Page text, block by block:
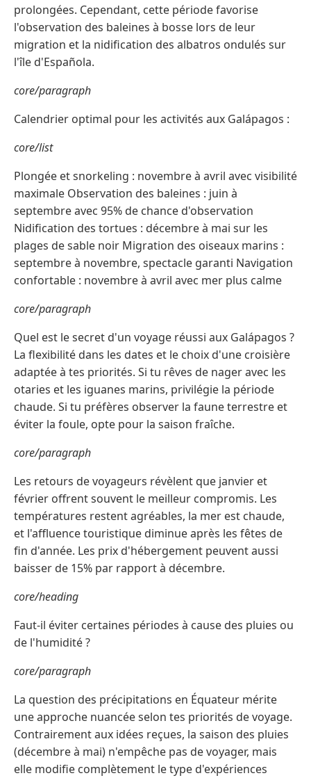
prolongées. Cependant, cette période favorise
l'observation des baleines à bosse lors de leur
migration et la nidification des albatros ondulés sur
l'île d'Española.
core/paragraph
Calendrier optimal pour les activités aux Galápagos :
core/list
Plongée et snorkeling : novembre à avril avec visibilité
maximale Observation des baleines : juin à
septembre avec 95% de chance d'observation
Nidification des tortues : décembre à mai sur les
plages de sable noir Migration des oiseaux marins :
septembre à novembre, spectacle garanti Navigation
confortable : novembre à avril avec mer plus calme
core/paragraph
Quel est le secret d'un voyage réussi aux Galápagos ?
La flexibilité dans les dates et le choix d'une croisière
adaptée à tes priorités. Si tu rêves de nager avec les
otaries et les iguanes marins, privilégie la période
chaude. Si tu préfères observer la faune terrestre et
éviter la foule, opte pour la saison fraîche.
core/paragraph
Les retours de voyageurs révèlent que janvier et
février offrent souvent le meilleur compromis. Les
températures restent agréables, la mer est chaude,
et l'affluence touristique diminue après les fêtes de
fin d'année. Les prix d'hébergement peuvent aussi
baisser de 15% par rapport à décembre.
core/heading
Faut-il éviter certaines périodes à cause des pluies ou
de l'humidité ?
core/paragraph
La question des précipitations en Équateur mérite
une approche nuancée selon tes priorités de voyage.
Contrairement aux idées reçues, la saison des pluies
(décembre à mai) n'empêche pas de voyager, mais
elle modifie complètement le type d'expériences